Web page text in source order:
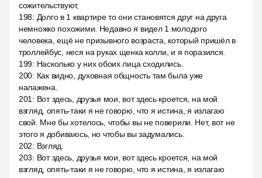
сожительствуют,
198: Долго в 1 квартире то они становятся друг на друга
немножко похожими. Недавно я видел 1 молодого
человека, ещё не призывного возраста, который пришёл в
троллейбус, неся на руках щенка колли, и я поразился.
199: Насколько у них обоих лица сходились.
200: Как видно, духовная общность там была уже
налажена.
201 : Вот здесь, друзья мои, вот здесь кроется, на мой
взгляд, опять-таки я не говорю, что я истина, я излагаю
свой. Мне бы хотелось, чтобы вы не поверили. Нет, вот не
этого я добиваюсь, но чтобы вы задумались.
202: Взгляд.
203: Вот здесь, друзья мои, вот здесь кроется, на мой
взгляд, опять-таки я не говорю, что я истина, я излагаю